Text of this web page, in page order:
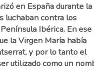
en España durante la
luchaban contra los
Ibérica. En ese
la Virgen María había
y por lo tanto el
utilizado como un